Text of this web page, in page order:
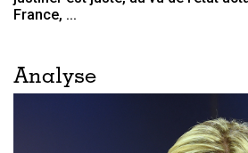
France, ...
Analyse